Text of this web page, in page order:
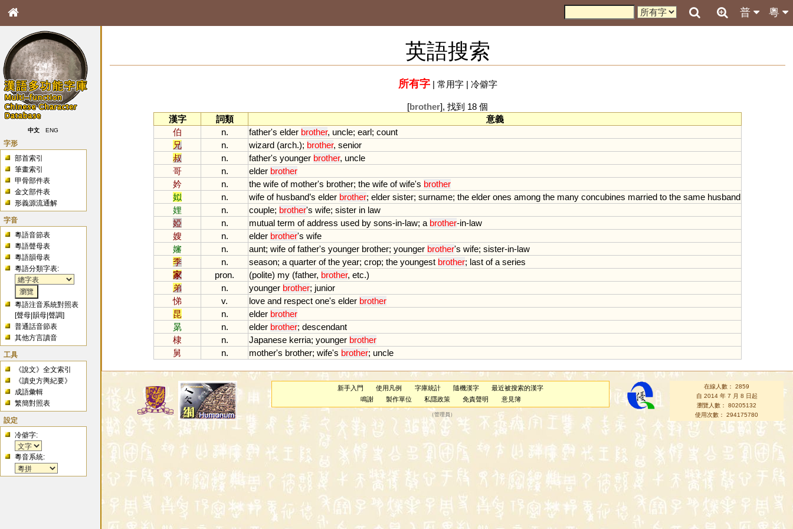
粵
普
中文 ENG
字形
部首索引
筆畫索引
甲骨部件表
金文部件表
形義源流通解
字音
粵語音節表
粵語聲母表
粵語韻母表
粵語分類字表:
粵語注音系統對照表
[聲母 |韻母 |聲調]
普通話音節表
其他方言讀音
工具
《說文》全文索引
《讀史方輿紀要》
成語彙輯
繁簡對照表
設定
冷僻字:
粵音系統:
英語搜索
所有字| 常用字| 冷僻字
[brother], 找到 18 個
漢字
詞類
意義
伯
n. father's elder brother, uncle; earl; count
兄
n. wizard (arch.); brother, senior
叔
n. father's younger brother, uncle
哥
n. elder brother
妗
n. the wife of mother's brother; the wife of wife's brother
姒
n. wife of husband’s elder brother; elder sister; surname; the elder ones among the many concubines married to the same husband
娌
n. couple; brother's wife; sister in law
婭
n. mutual term of address used by sons-in-law; a brother-in-law
嫂
n. elder brother's wife
嬸
n. aunt; wife of father's younger brother; younger brother's wife; sister-in-law
季
n. season; a quarter of the year; crop; the youngest brother; last of a series
家
pron. (polite) my (father, brother, etc.)
弟
n. younger brother; junior
悌
v. love and respect one's elder brother
昆
n. elder brother
晜
n. elder brother; descendant
棣
n. Japanese kerria; younger brother
舅
n. mother's brother; wife's brother; uncle
新手入門 使用凡例 字庫統計 隨機漢字
最近被搜索的漢字
鳴謝
製作單位 私隱政策 免責聲明 意見簿
（管理員 ）
在線人數： 2859
自 2014 年 7 月 8 日起
瀏覽人數： 80205132
使用次數： 294175780